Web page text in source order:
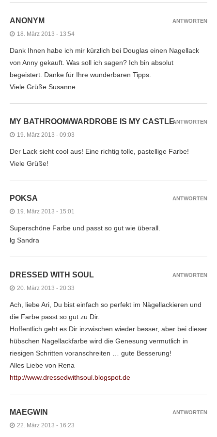
ANONYM
18. März 2013 - 13:54
Dank Ihnen habe ich mir kürzlich bei Douglas einen Nagellack
von Anny gekauft. Was soll ich sagen? Ich bin absolut
begeistert. Danke für Ihre wunderbaren Tipps.
Viele Grüße Susanne
ANTWORTEN
MY BATHROOM/WARDROBE IS MY CASTLE
19. März 2013 - 09:03
Der Lack sieht cool aus! Eine richtig tolle, pastellige Farbe!
Viele Grüße!
ANTWORTEN
POKSA
19. März 2013 - 15:01
Superschöne Farbe und passt so gut wie überall.
lg Sandra
ANTWORTEN
DRESSED WITH SOUL
20. März 2013 - 20:33
Ach, liebe Ari, Du bist einfach so perfekt im Nägellackieren und
die Farbe passt so gut zu Dir.
Hoffentlich geht es Dir inzwischen wieder besser, aber bei dieser
hübschen Nagellackfarbe wird die Genesung vermutlich in
riesigen Schritten voranschreiten … gute Besserung!
Alles Liebe von Rena
http://www.dressedwithsoul.blogspot.de
ANTWORTEN
MAEGWIN
22. März 2013 - 16:23
ANTWORTEN